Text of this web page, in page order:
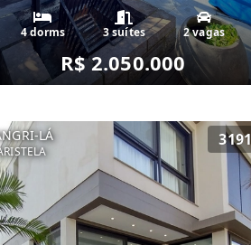
4 dorms 3 suítes 2 vagas
R$ 2.050.000
LÁ 3191